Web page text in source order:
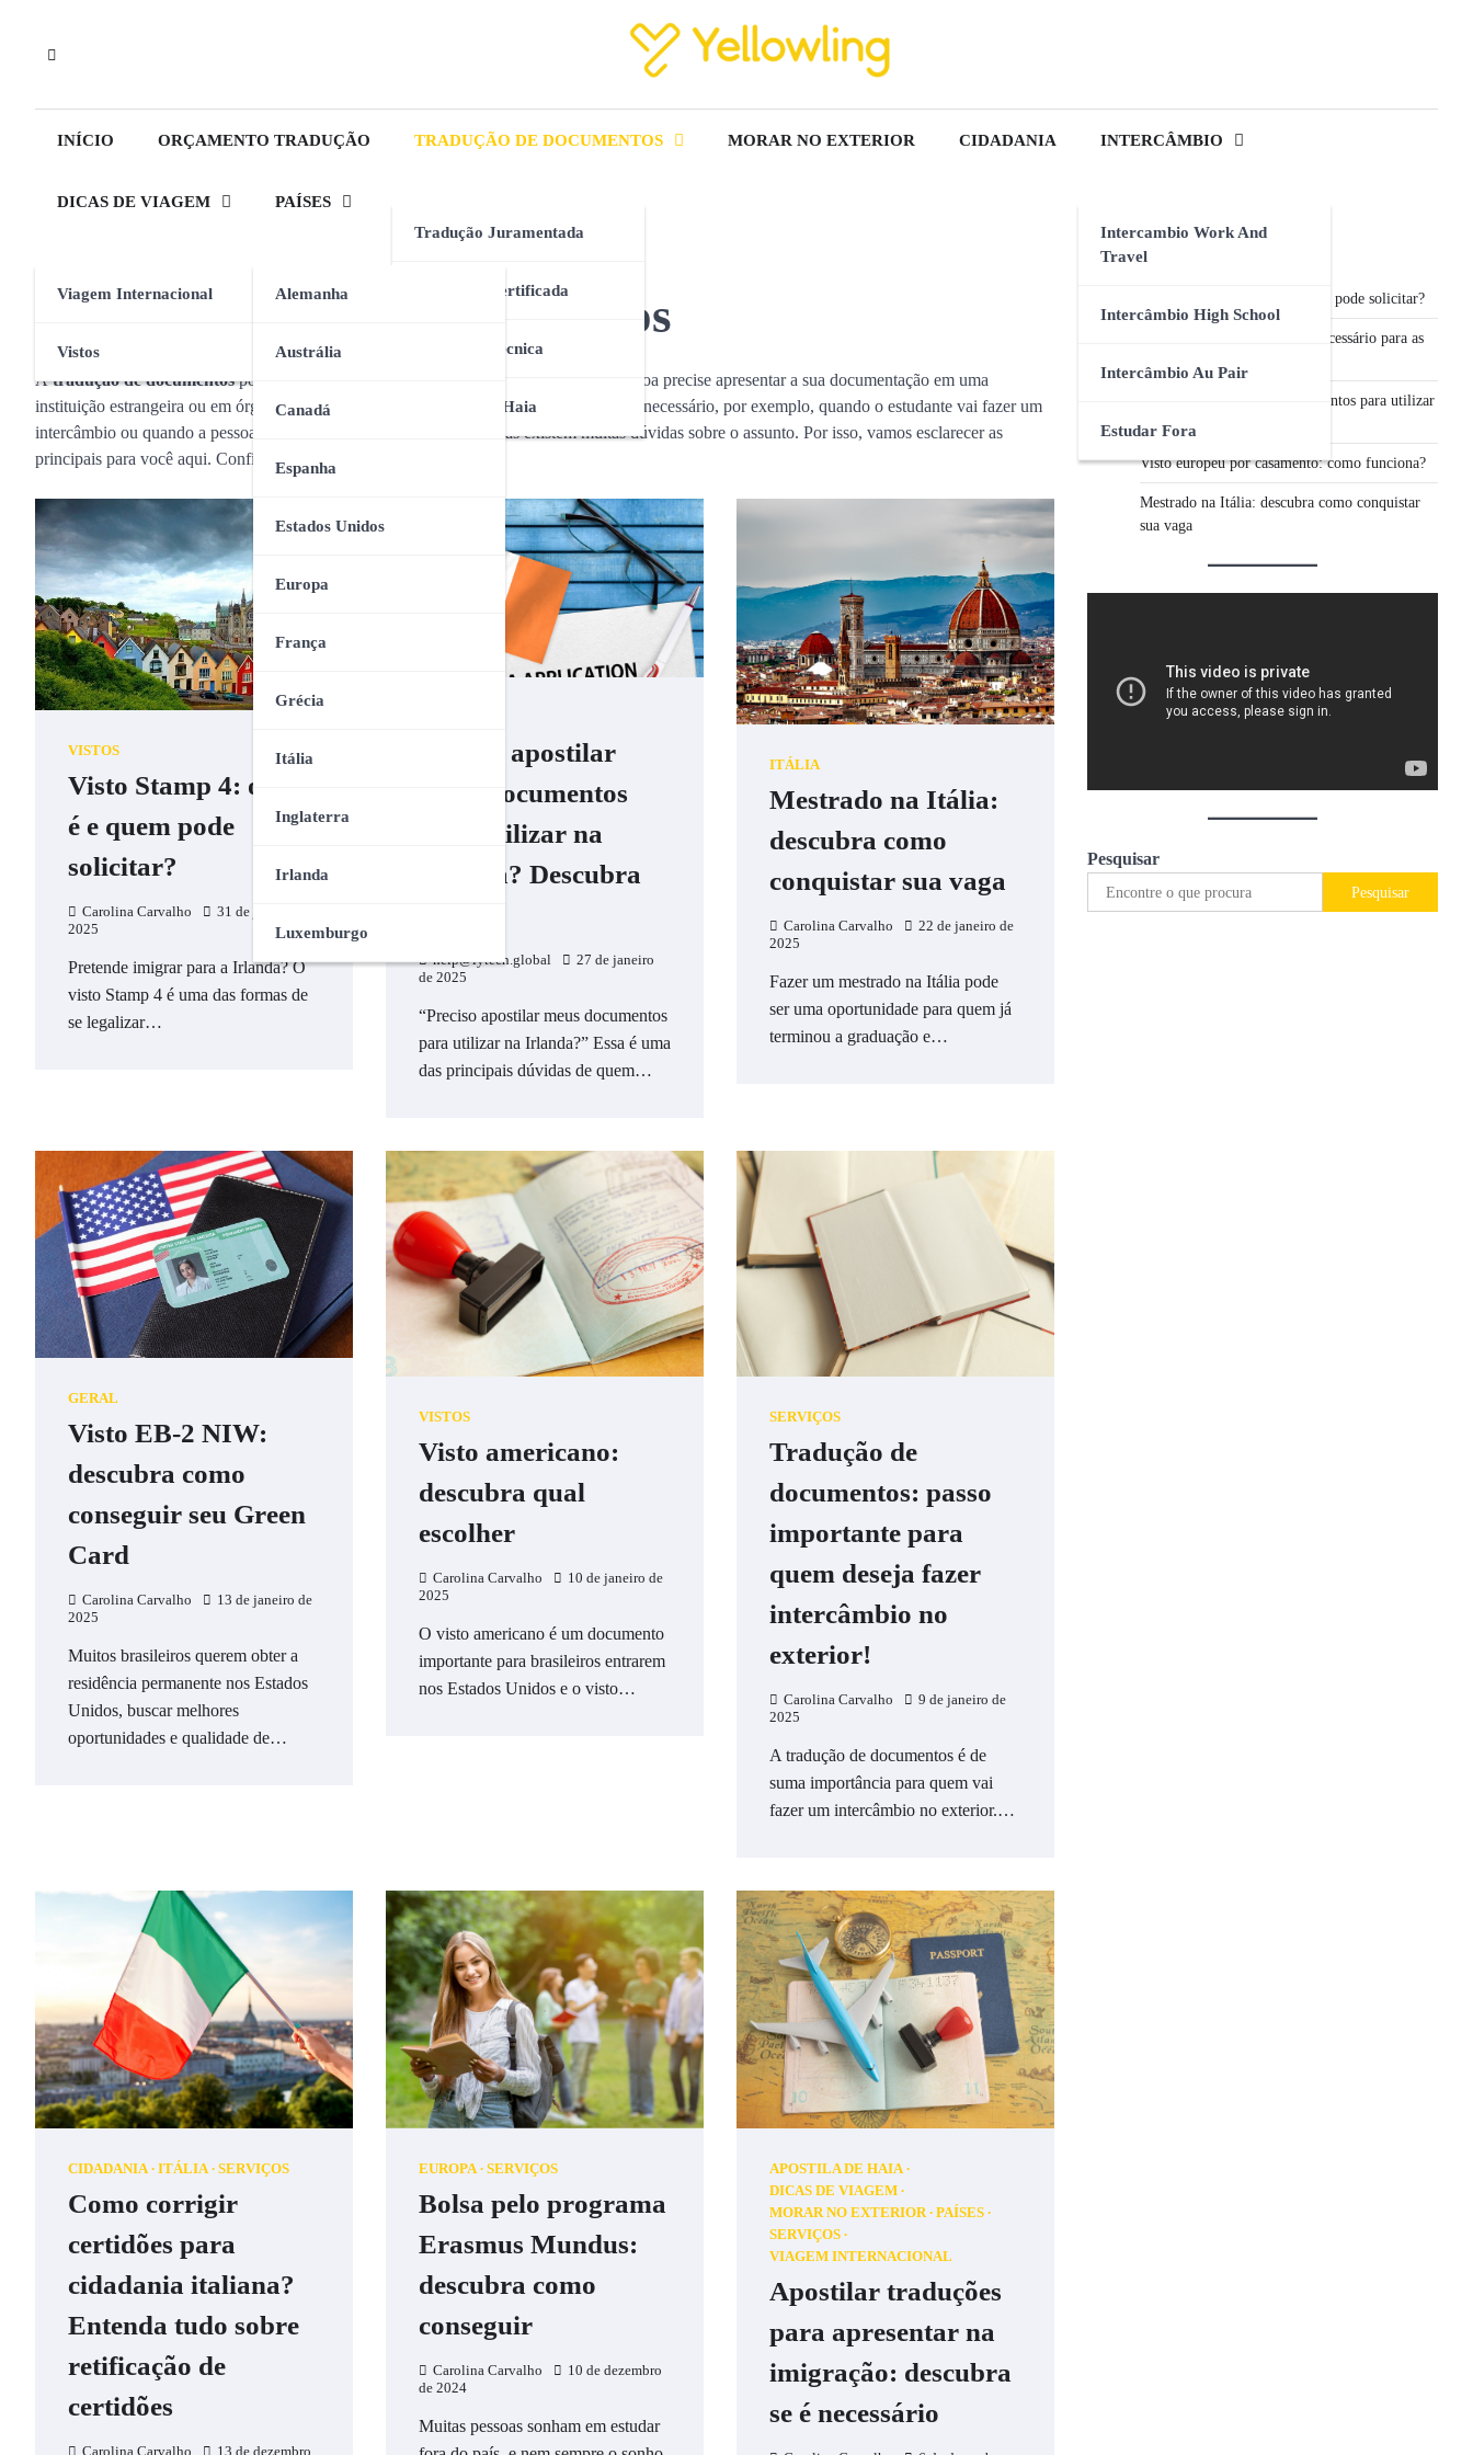
content
INÍCIO ORÇAMENTO TRADUÇÃO TRADUÇÃO DE DOCUMENTOS
Tradução Juramentada
Tradução Certificada
Tradução Técnica
Apostila De Haia
MORAR NO EXTERIOR CIDADANIA INTERCÂMBIO
Intercambio Work And
Travel
Intercâmbio High School
Intercâmbio Au Pair
Estudar Fora
DICAS DE VIAGEM
Viagem Internacional
Vistos
PAÍSES
Alemanha
Austrália
Canadá
Espanha
Estados Unidos
Europa
França
Grécia
Itália
Inglaterra
Irlanda
Luxemburgo
Tag:Tradução de documentos
Atradução de documentospode ser necessária em diversas situações, nas quais a pessoa precise apresentar a sua documentação em uma
instituição estrangeira ou em órgãos ou entidades fora do Brasil. Esse tipo de tradução é necessário, por exemplo, quando o estudante vai fazer um
intercâmbio ou quando a pessoa deseja tirar a cidadania europeia. Mas existem muitas dúvidas sobre o assunto. Por isso, vamos esclarecer as
principais para você aqui. Confira!
VISTOS
Visto Stamp 4: o que
é e quem pode
solicitar?
Carolina Carvalho
31 de janeiro de
2025
Pretende imigrar para a Irlanda? O
visto Stamp 4 é uma das formas de
se legalizar…
Preciso apostilar
meus documentos
para utilizar na
Irlanda? Descubra
help@lytech.global
27 de janeiro
de 2025
“Preciso apostilar meus documentos
para utilizar na Irlanda?” Essa é uma
das principais dúvidas de quem…
ITÁLIA
Mestrado na Itália:
descubra como
conquistar sua vaga
Carolina Carvalho
22 de janeiro de
2025
Fazer um mestrado na Itália pode
ser uma oportunidade para quem já
terminou a graduação e…
GERAL
Visto EB-2 NIW:
descubra como
conseguir seu Green
Card
Carolina Carvalho
13 de janeiro de
2025
Muitos brasileiros querem obter a
residência permanente nos Estados
Unidos, buscar melhores
oportunidades e qualidade de…
VISTOS
Visto americano:
descubra qual
escolher
Carolina Carvalho
10 de janeiro de
2025
O visto americano é um documento
importante para brasileiros entrarem
nos Estados Unidos e o visto…
SERVIÇOS
Tradução de
documentos: passo
importante para
quem deseja fazer
intercâmbio no
exterior!
Carolina Carvalho
9 de janeiro de
2025
A tradução de documentos é de
suma importância para quem vai
fazer um intercâmbio no exterior.…
CIDADANIA ITÁLIA SERVIÇOS
Como corrigir
certidões para
cidadania italiana?
Entenda tudo sobre
retificação de
certidões
EUROPA SERVIÇOS
Bolsa pelo programa
Erasmus Mundus:
descubra como
conseguir
Carolina Carvalho
10 de dezembro
de 2024
Muitas pessoas sonham em estudar
APOSTILA DE HAIA
DICAS DE VIAGEM
MORAR NO EXTERIOR
PAÍSES
SERVIÇOS
VIAGEM INTERNACIONAL
Apostilar traduções
para apresentar na
imigração: descubra
se é necessário
Visto Stamp 4: o que é e quem pode solicitar?
Reconhecimento de firma é necessário para as
Preciso apostilar meus documentos para utilizar
na Irlanda? Descubra aqui!
Visto europeu por casamento: como funciona?
Mestrado na Itália: descubra como conquistar
sua vaga
Pesquisar
Pesquisar